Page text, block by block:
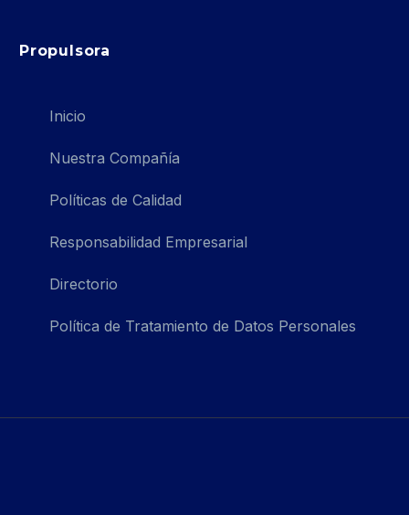
Propulsora
Inicio
Nuestra Compañía
Políticas de Calidad
Responsabilidad Empresarial
Directorio
Política de Tratamiento de Datos Personales